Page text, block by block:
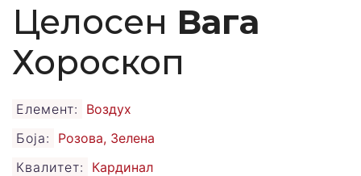
Целосен Вага
Хороскоп
Елемент:
Воздух
Боја:
Розова, Зелена
Квалитет:
Кардинал